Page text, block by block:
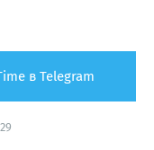
в Telegram